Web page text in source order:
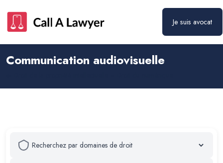
Je suis avocat
Communication audiovisuelle